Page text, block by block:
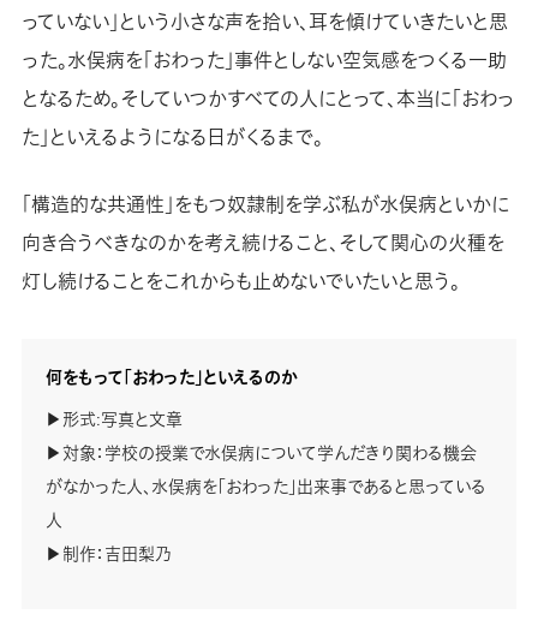
っていない」という小さな声を拾い、耳を傾けていきたいと思
った。水俣病を「おわった」事件としない空気感をつくる一助
となるため。そしていつかすべての人にとって、本当に「おわっ
た」といえるようになる日がくるまで。
「構造的な共通性」をもつ奴隷制を学ぶ私が水俣病といかに
向き合うべきなのかを考え続けること、そして関心の火種を
灯し続けることをこれからも止めないでいたいと思う。
何をもって「おわった」といえるのか
▶︎形式:写真と文章
▶︎対象：学校の授業で水俣病について学んだきり関わる機会
がなかった人、水俣病を「おわった」出来事であると思っている
人
▶︎制作：吉田梨乃